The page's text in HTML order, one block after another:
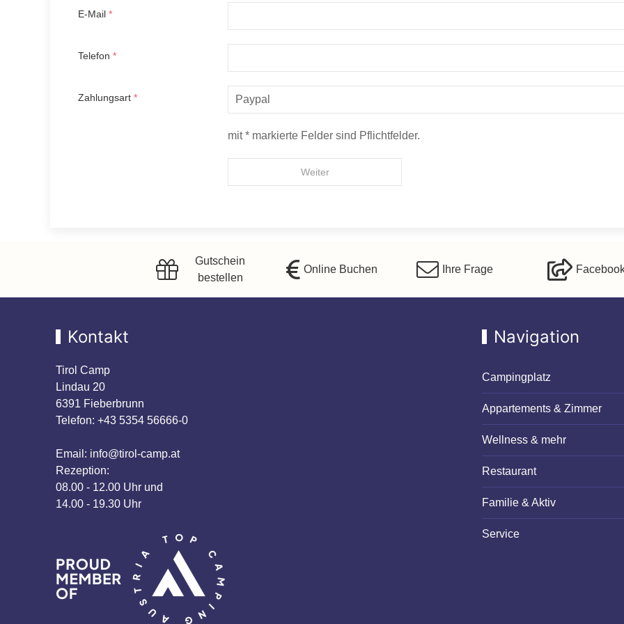
E-Mail *
Telefon *
Zahlungsart *
mit * markierte Felder sind Pflichtfelder.
Weiter
Gutschein
bestellen
Online Buchen Ihre Frage
Kontakt
Tirol Camp
Lindau 20
6391 Fieberbrunn
Telefon: +43 5354 56666-0
Email: info@tirol-camp.at
Rezeption:
08.00 - 12.00 Uhr und
14.00 - 19.30 Uhr
Navigation
Campingplatz
Appartements & Zimmer
Wellness & mehr
Restaurant
Familie & Aktiv
Service